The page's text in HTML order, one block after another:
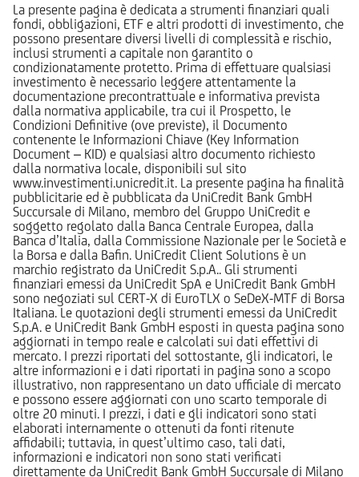
La presente pagina è dedicata a strumenti finanziari quali
fondi, obbligazioni, ETF e altri prodotti di investimento, che
possono presentare diversi livelli di complessità e rischio,
inclusi strumenti a capitale non garantito o
condizionatamente protetto. Prima di effettuare qualsiasi
investimento è necessario leggere attentamente la
documentazione precontrattuale e informativa prevista
dalla normativa applicabile, tra cui il Prospetto, le
Condizioni Definitive (ove previste), il Documento
contenente le Informazioni Chiave (Key Information
Document – KID) e qualsiasi altro documento richiesto
dalla normativa locale, disponibili sul sito
www.investimenti.unicredit.it. La presente pagina ha finalità
pubblicitarie ed è pubblicata da UniCredit Bank GmbH
Succursale di Milano, membro del Gruppo UniCredit e
soggetto regolato dalla Banca Centrale Europea, dalla
Banca d’Italia, dalla Commissione Nazionale per le Società e
la Borsa e dalla Bafin. UniCredit Client Solutions è un
marchio registrato da UniCredit S.p.A.. Gli strumenti
finanziari emessi da UniCredit SpA e UniCredit Bank GmbH
sono negoziati sul CERT-X di EuroTLX o SeDeX-MTF di Borsa
Italiana. Le quotazioni degli strumenti emessi da UniCredit
S.p.A. e UniCredit Bank GmbH esposti in questa pagina sono
aggiornati in tempo reale e calcolati sui dati effettivi di
mercato. I prezzi riportati del sottostante, gli indicatori, le
altre informazioni e i dati riportati in pagina sono a scopo
illustrativo, non rappresentano un dato ufficiale di mercato
e possono essere aggiornati con uno scarto temporale di
oltre 20 minuti. I prezzi, i dati e gli indicatori sono stati
elaborati internamente o ottenuti da fonti ritenute
affidabili; tuttavia, in quest’ultimo caso, tali dati,
informazioni e indicatori non sono stati verificati
direttamente da UniCredit Bank GmbH Succursale di Milano